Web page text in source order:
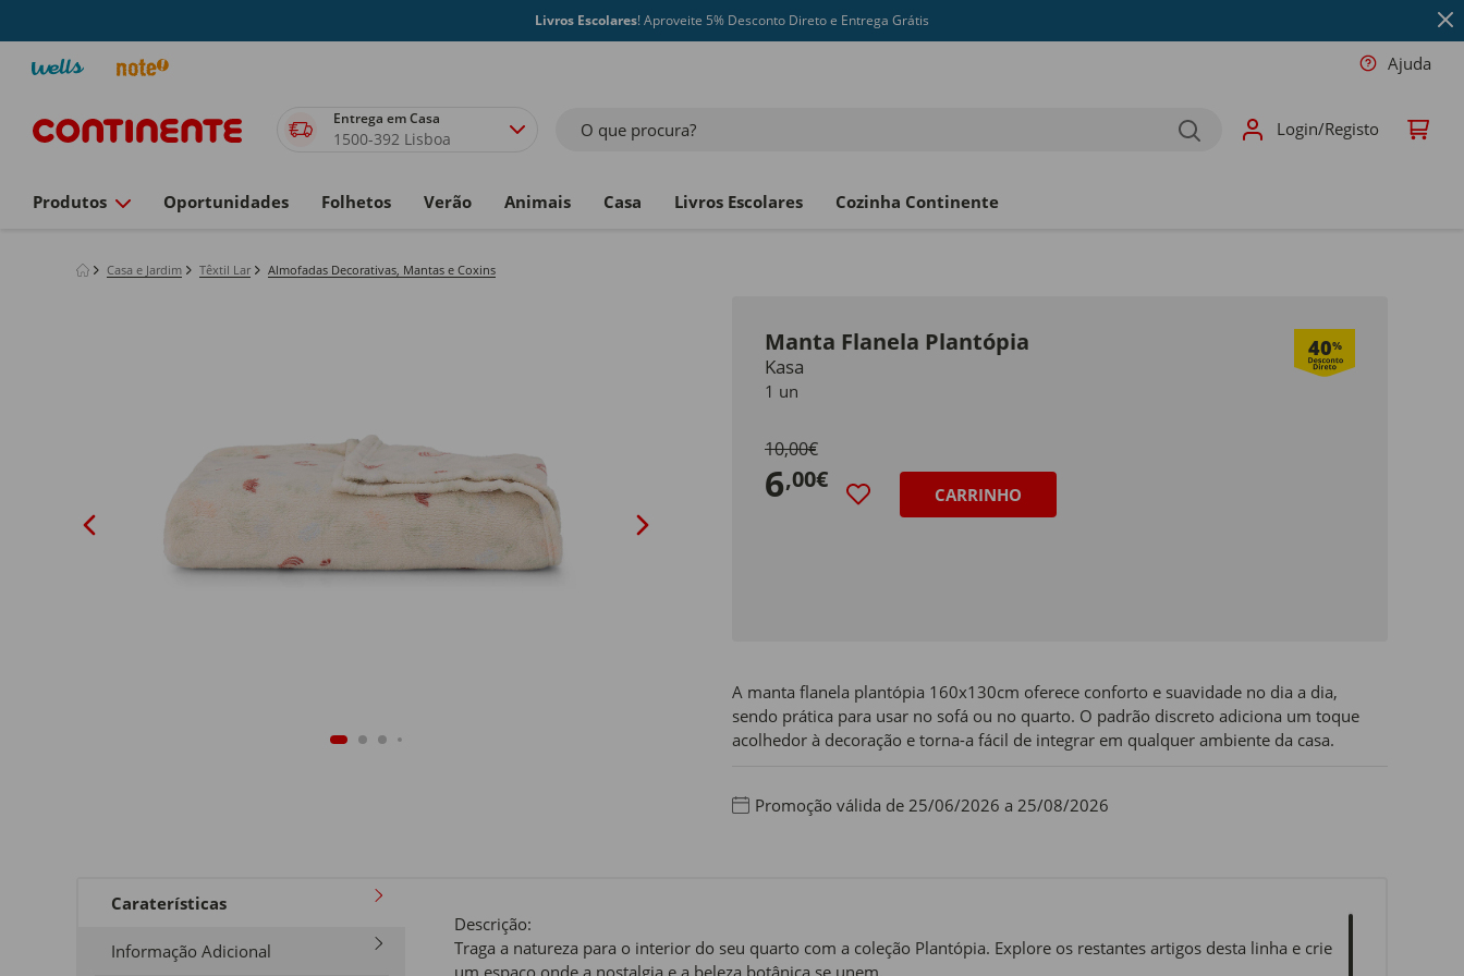
Livros Escolares! Aproveite 5% Desconto Direto e Entrega Grátis
Ajuda
Entrega em Casa
1500-392 Lisboa O que procura? Login/Registo
Produtos Oportunidades Folhetos Verão Animais Casa Livros Escolares Cozinha Continente
Casa e Jardim Têxtil Lar Almofadas Decorativas, Mantas e Coxins
Manta Flanela Plantópia 40%
Kasa
1 un
10,00€
6,00€
CARRINHO
A manta flanela plantópia 160x130cm oferece conforto e suavidade no dia a dia,
sendo prática para usar no sofá ou no quarto. O padrão discreto adiciona um toque
acolhedor à decoração e torna-a fácil de integrar em qualquer ambiente da casa.
Promoção válida de 25/06/2026 a 25/08/2026
Caraterísticas
Informação Adicional
Descrição:
Traga a natureza para o interior do seu quarto com a coleção Plantópia. Explore os restantes artigos desta linha e crie
um espaço onde a nostalgia e a beleza botânica se unem.